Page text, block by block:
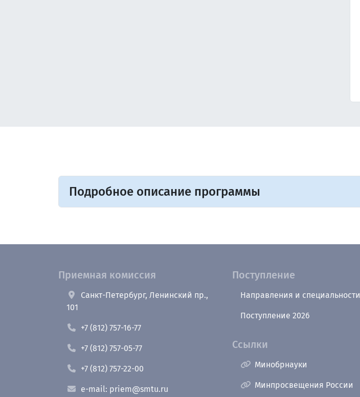
Подробное описание программы
Приемная комиссия
Санкт-Петербург, Ленинский пр.,
101
+7 (812) 757-16-77
+7 (812) 757-05-77
+7 (812) 757-22-00
e-mail: priem@smtu.ru
Поступление
Направления и специальности
Поступление 2026
Ссылки
Минобрнауки
Минпросвещения России